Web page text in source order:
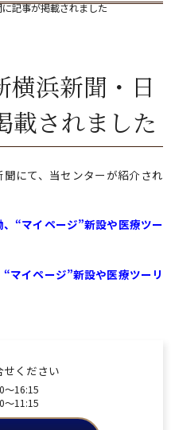
記事が掲載されました
浜新聞・日
載されました
にて、当センターが紹介され
“マイページ”新設や医療ツー
マイページ”新設や医療ツーリ
せください
16:15
11:15